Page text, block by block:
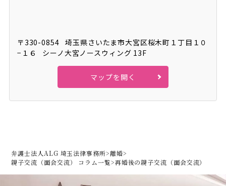
〒330-0854
埼玉県さいたま市大宮区桜木町１丁目１０
−１６
シーノ大宮ノースウィング 13F
マップを開く
弁護士法人ALG 埼玉法律事務所>離婚>
親子交流（面会交流） コラム一覧>再婚後の親子交流（面会交流）